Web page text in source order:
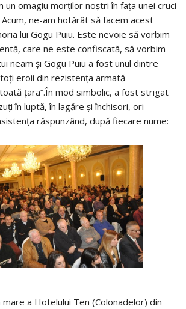
un omagiu morților noștri în fața unei cruci
ne-am hotărât să facem acest
lui Gogu Puiu. Este nevoie să vorbim
care ne este confiscată, să vorbim
neam și Gogu Puiu a fost unul dintre
eroii din rezistența armată
țara”.În mod simbolic, a fost strigat
în luptă, în lagăre şi închisori, ori
răspunzând, după fiecare nume:
mare a Hotelului Ten (Colonadelor) din